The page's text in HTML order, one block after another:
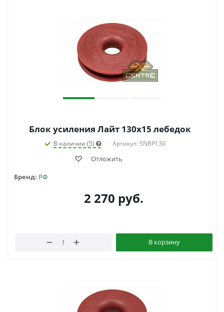
Блок усиления Лайт 130х15 лебедок
В наличии (5) Артикул: SNBP130
Отложить
Бренд: РФ
2 270 руб.
В корзину